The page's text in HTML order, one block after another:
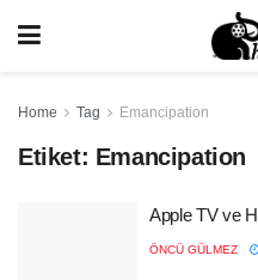
Home Tag Emancipation
Etiket: Emancipation
Apple TV ve
ÖNCÜ GÜLMEZ